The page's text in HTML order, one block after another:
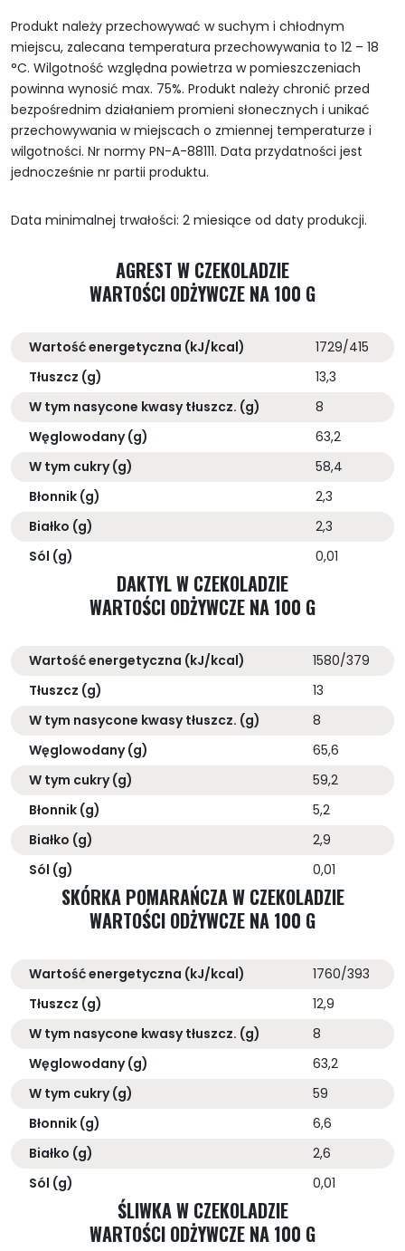
Produkt należy przechowywać w suchym i chłodnym
miejscu, zalecana temperatura przechowywania to 12 – 18
°C. Wilgotność względna powietrza w pomieszczeniach
powinna wynosić max. 75%. Produkt należy chronić przed
bezpośrednim działaniem promieni słonecznych i unikać
przechowywania w miejscach o zmiennej temperaturze i
wilgotności. Nr normy PN-A-88111. Data przydatności jest
jednocześnie nr partii produktu.
Data minimalnej trwałości: 2 miesiące od daty produkcji.
AGREST W CZEKOLADZIE
WARTOŚCI ODŻYWCZE NA 100 G
Wartość energetyczna (kJ/kcal)
1729/415
Tłuszcz (g)
13,3
W tym nasycone kwasy tłuszcz. (g)
8
Węglowodany (g)
63,2
W tym cukry (g)
58,4
Błonnik (g)
2,3
Białko (g)
2,3
Sól (g)
0,01
DAKTYL W CZEKOLADZIE
WARTOŚCI ODŻYWCZE NA 100 G
Wartość energetyczna (kJ/kcal)
1580/379
Tłuszcz (g)
13
W tym nasycone kwasy tłuszcz. (g)
8
Węglowodany (g)
65,6
W tym cukry (g)
59,2
Błonnik (g)
5,2
Białko (g)
2,9
Sól (g)
0,01
SKÓRKA POMARAŃCZA W CZEKOLADZIE
WARTOŚCI ODŻYWCZE NA 100 G
Wartość energetyczna (kJ/kcal)
1760/393
Tłuszcz (g)
12,9
W tym nasycone kwasy tłuszcz. (g)
8
Węglowodany (g)
63,2
W tym cukry (g)
59
Błonnik (g)
6,6
Białko (g)
2,6
Sól (g)
0,01
ŚLIWKA W CZEKOLADZIE
WARTOŚCI ODŻYWCZE NA 100 G